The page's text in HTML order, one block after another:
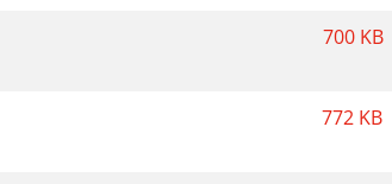
700 KB
772 KB